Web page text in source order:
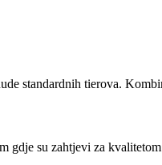
standardnih tierova.
gdje su zahtjevi za